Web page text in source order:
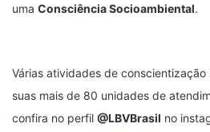
uma Consciência Socioambiental.
Várias atividades de
suas mais de 80 unidades de
confira no perfil @LBVBrasil no